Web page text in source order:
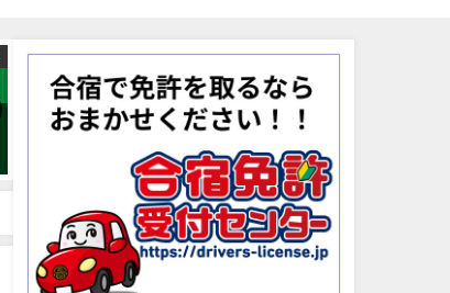
明治・大正・昭和時代
木戸孝允(桂小五郎)の生涯と人物
【新選組一番隊隊長】沖田
刀・名言を解説
2019年8月19日